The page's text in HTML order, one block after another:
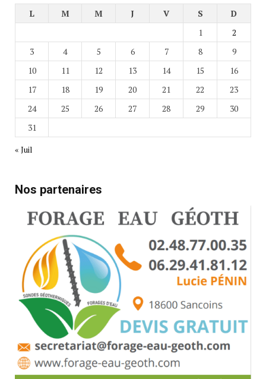
L
M M J V S
D
1
2
3
4 5 6 7 8
9
10
11 12 13 14 15
16
17
18 19 20 21 22
23
24
25 26 27 28 29
30
31
« Juil
Nos partenaires